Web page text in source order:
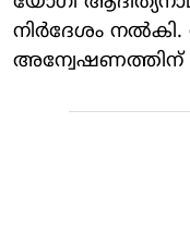
നിർദേശം
അന്വേഷണത്തിന്